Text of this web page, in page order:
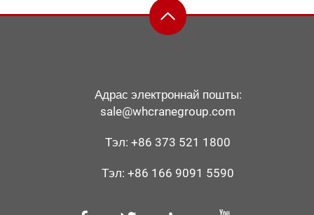
Адрас электроннай пошты:
sale@whcranegroup.com
Тэл:+86 373 521 1800
Тэл:+86 166 9091 5590